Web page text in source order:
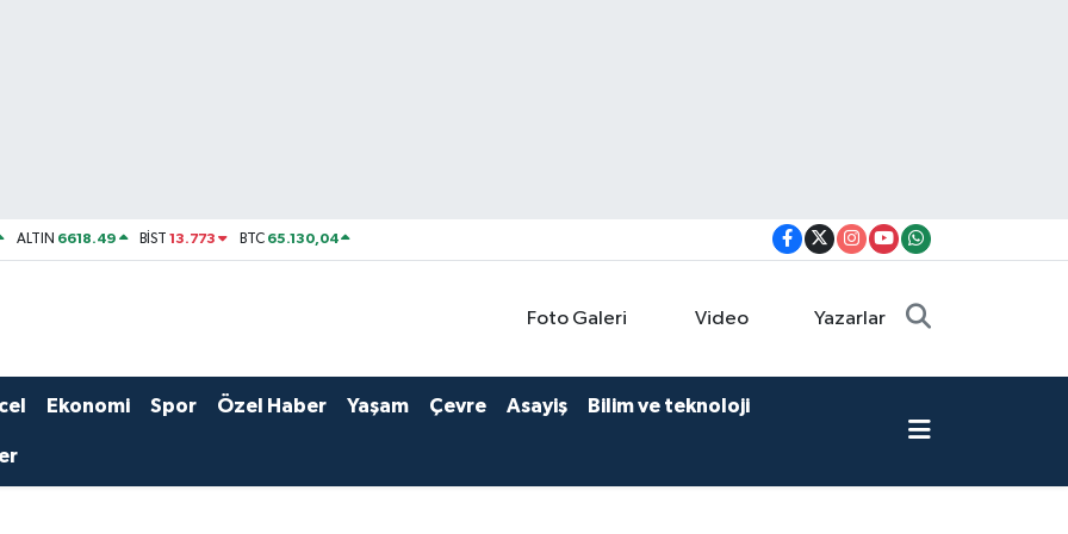
ALTIN 6618.49 BİST13.773 BTC 65.130,04
Foto Galeri Video Yazarlar
Ekonomi Spor Özel Haber Yaşam Çevre Asayiş Bilim ve teknoloji